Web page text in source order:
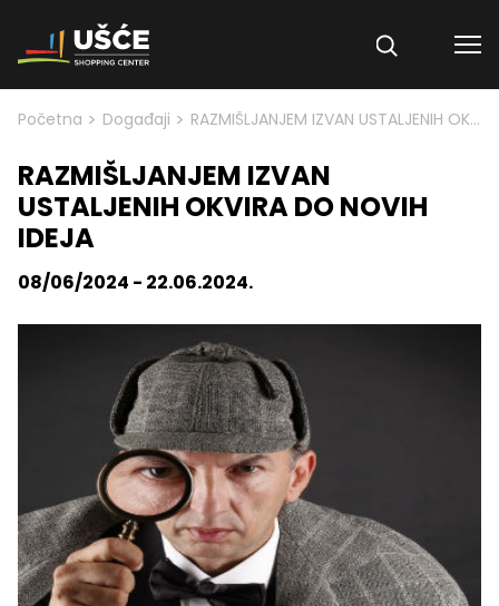
Skip to content
Početna > Događaji > RAZMIŠLJANJEM IZVAN USTALJENIH OKVIRA DO NOVIH IDEJA
RAZMIŠLJANJEM IZVAN
USTALJENIH OKVIRA DO NOVIH
IDEJA
08/06/2024 - 22.06.2024.